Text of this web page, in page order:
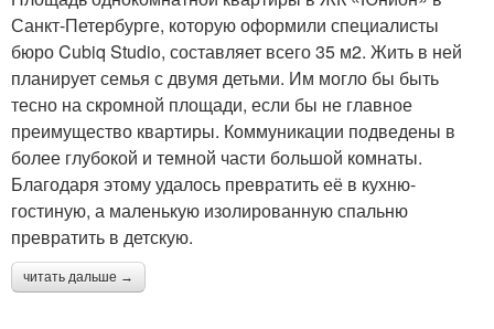
Санкт-Петербурге, которую оформили специалисты
бюро Cubiq Studio, составляет всего 35 м2. Жить в ней
планирует семья с двумя детьми. Им могло бы быть
тесно на скромной площади, если бы не главное
преимущество квартиры. Коммуникации подведены в
более глубокой и темной части большой комнаты.
Благодаря этому удалось превратить её в кухню-
гостиную, а маленькую изолированную спальню
превратить в детскую.
читать дальше →